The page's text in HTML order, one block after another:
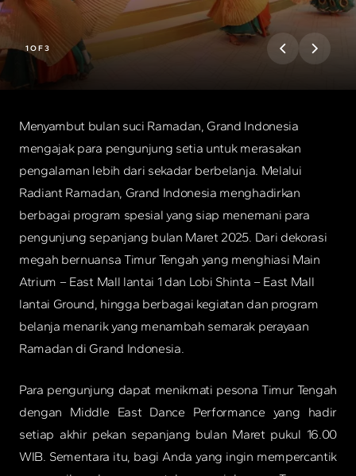
2OF3
Menyambut bulan suci Ramadan, Grand Indonesia
mengajak para pengunjung setia untuk merasakan
pengalaman lebih dari sekadar berbelanja. Melalui
Radiant Ramadan, Grand Indonesia menghadirkan
berbagai program spesial yang siap menemani para
pengunjung sepanjang bulan Maret 2025. Dari dekorasi
megah bernuansa Timur Tengah yang menghiasi Main
Atrium – East Mall lantai 1 dan Lobi Shinta – East Mall
lantai Ground, hingga berbagai kegiatan dan program
belanja menarik yang menambah semarak perayaan
Ramadan di Grand Indonesia.
Para pengunjung dapat menikmati pesona Timur Tengah
dengan Middle East Dance Performance yang hadir
setiap akhir pekan sepanjang bulan Maret pukul 16.00
WIB. Sementara itu, bagi Anda yang ingin mempercantik